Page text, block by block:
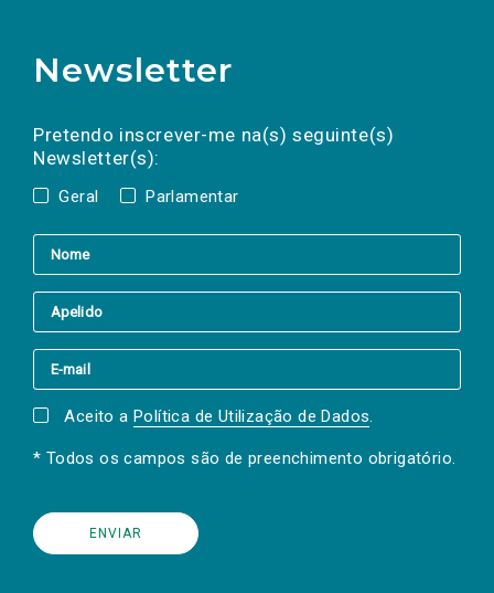
Newsletter
Pretendo inscrever-me na(s) seguinte(s)
Newsletter(s):
Geral Parlamentar
a(s) newsletter(s).
mail
Aceito a Política de Utilização de Dados.
* Todos os campos são de preenchimento obrigatório.